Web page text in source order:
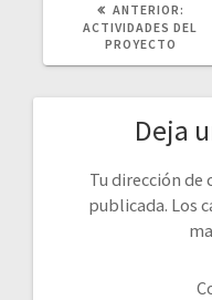
ANTERIOR:
ACTIVIDADES DEL
PROYECTO
Deja
Tu dirección de
publicada. Los